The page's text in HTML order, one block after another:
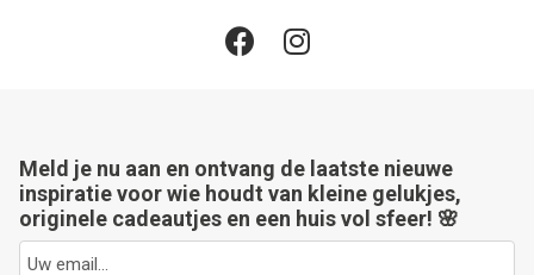
Meld je nu aan en ontvang de laatste nieuwe
inspiratie voor wie houdt van kleine gelukjes,
originele cadeautjes en een huis vol sfeer! 🌸